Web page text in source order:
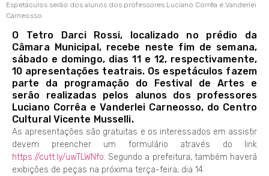
Espetáculos serão dos alunos dos professores Luciano Corrêa e Vanderlei
Carneosso
O Tetro Darci Rossi, localizado no prédio da
Câmara Municipal, recebe neste fim de semana,
sábado e domingo, dias 11 e 12, respectivamente,
10 apresentações teatrais. Os espetáculos fazem
parte da programação do Festival de Artes e
serão realizadas pelos alunos dos professores
Luciano Corrêa e Vanderlei Carneosso, do Centro
Cultural Vicente Musselli.
As apresentações são gratuitas e os interessados em assistir
devem preencher um formulário através do link
https://cutt.ly/uwTLWNfo. Segundo a prefeitura, também haverá
exibições de peças na próxima terça-feira, dia 14.